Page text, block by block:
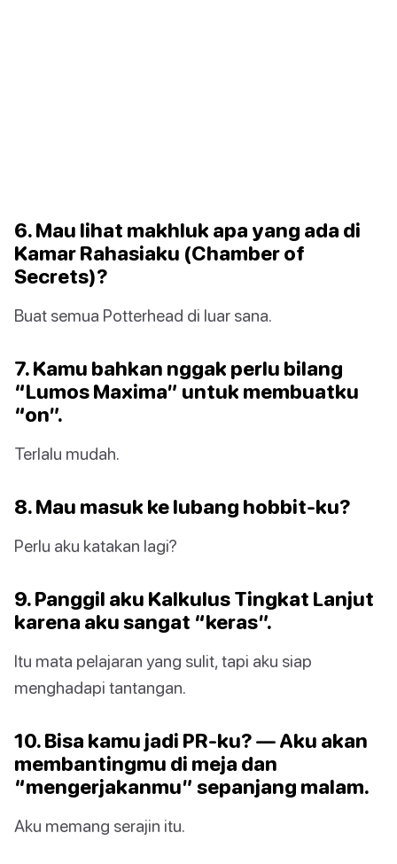
6. Mau lihat makhluk apa yang ada di
Kamar Rahasiaku (Chamber of
Secrets)?
Buat semua Potterhead di luar sana.
7. Kamu bahkan nggak perlu bilang
“Lumos Maxima” untuk membuatku
“on”.
Terlalu mudah.
8. Mau masuk ke lubang hobbit-ku?
Perlu aku katakan lagi?
9. Panggil aku Kalkulus Tingkat Lanjut
karena aku sangat “keras”.
Itu mata pelajaran yang sulit, tapi aku siap
menghadapi tantangan.
10. Bisa kamu jadi PR-ku? — Aku akan
membantingmu di meja dan
“mengerjakanmu” sepanjang malam.
Aku memang serajin itu.